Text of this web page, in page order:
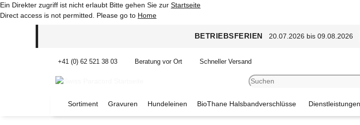
Ein Direkter zugriff ist nicht erlaubt Bitte gehen Sie zur Startseite
Direct access is not permitted. Please go to Home
BETRIEBSFERIEN 20.07.2026 bis 09.08.2026
+41 (0) 62 521 38 03 Beratung vor Ort Schneller Versand
Sortiment Gravuren Hundeleinen BioThane Halsbandverschlüsse Dienstleistungen